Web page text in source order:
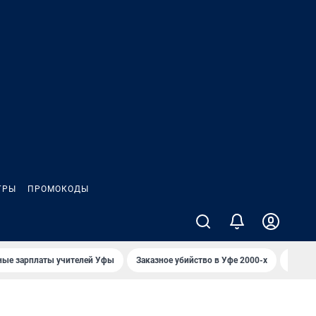
ПРОМОКОДЫ
зарплаты учителей Уфы Заказное убийство в Уфе 2000-х